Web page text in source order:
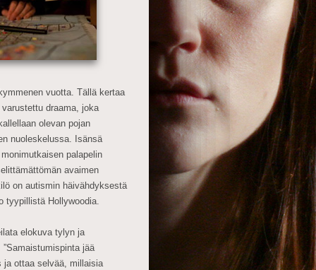
vuotta. Tällä kertaa
draama, joka
olevan pojan
nuoleskelussa. Isänsä
palapelin
avaimen
on autismin häivähdyksestä
tyypillistä Hollywoodia.
elokuva tylyn ja
jää
ja ottaa selvää, millaisia